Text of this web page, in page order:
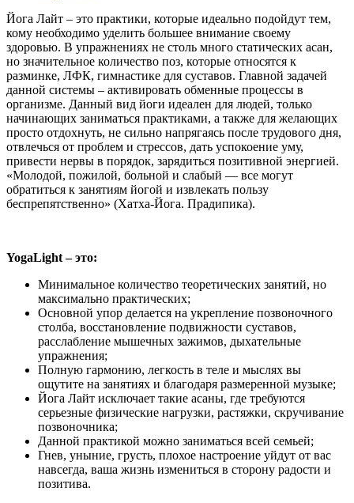
Йога Лайт – это практики, которые идеально подойдут тем,
кому необходимо уделить большее внимание своему
здоровью. В упражнениях не столь много статических асан,
но значительное количество поз, которые относятся к
разминке, ЛФК, гимнастике для суставов. Главной задачей
данной системы – активировать обменные процессы в
организме. Данный вид йоги идеален для людей, только
начинающих заниматься практиками, а также для желающих
просто отдохнуть, не сильно напрягаясь после трудового дня,
отвлечься от проблем и стрессов, дать успокоение уму,
привести нервы в порядок, зарядиться позитивной энергией.
«Молодой, пожилой, больной и слабый — все могут
обратиться к занятиям йогой и извлекать пользу
беспрепятственно» (Хатха-Йога. Прадипика).
YogaLight – это:
Минимальное количество теоретических занятий, но
максимально практических;
Основной упор делается на укрепление позвоночного
столба, восстановление подвижности суставов,
расслабление мышечных зажимов, дыхательные
упражнения;
Полную гармонию, легкость в теле и мыслях вы
ощутите на занятиях и благодаря размеренной музыке;
Йога Лайт исключает такие асаны, где требуются
серьезные физические нагрузки, растяжки, скручивание
позвоночника;
Данной практикой можно заниматься всей семьей;
Гнев, уныние, грусть, плохое настроение уйдут от вас
навсегда, ваша жизнь измениться в сторону радости и
позитива.